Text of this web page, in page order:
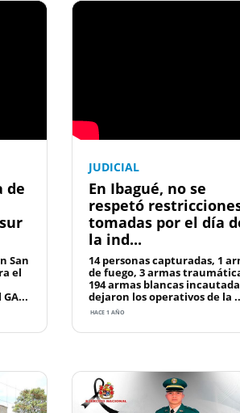
de
San
el
JUDICIAL
En Ibagué, no se
respetó
tomadas por el día
la ind...
14 personas capturadas, 1
de fuego, 3 armas
194 armas blancas
dejaron los operativos de la
HACE 1 AÑO